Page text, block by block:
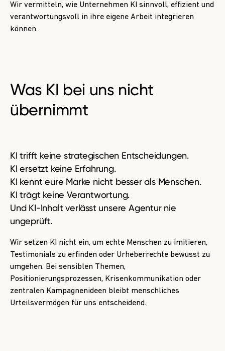
Wir vermitteln, wie Unternehmen KI sinnvoll, effizient und
verantwortungsvoll in ihre eigene Arbeit integrieren
können.
Was KI bei uns nicht
übernimmt
KI trifft keine strategischen Entscheidungen.
KI ersetzt keine Erfahrung.
KI kennt eure Marke nicht besser als Menschen.
KI trägt keine Verantwortung.
Und KI-Inhalt verlässt unsere Agentur nie
ungeprüft.
Wir setzen KI nicht ein, um echte Menschen zu imitieren,
Testimonials zu erfinden oder Urheberrechte bewusst zu
umgehen. Bei sensiblen Themen,
Positionierungsprozessen, Krisenkommunikation oder
zentralen Kampagnenideen bleibt menschliches
Urteilsvermögen für uns entscheidend.